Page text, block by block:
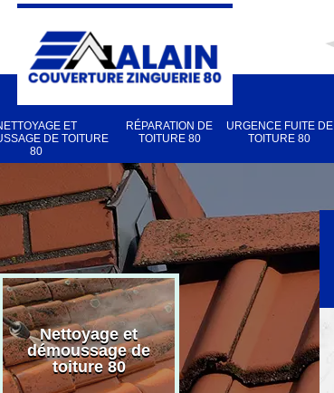
ET
DE TOITURE
80
RÉPARATION DE
TOITURE 80
URGENCE FUITE DE
TOITURE 80
Nettoyage et
démoussage de
toiture 80
Réparation de
toiture 80